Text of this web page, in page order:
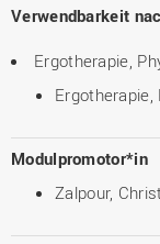
Verwendbarkeit
Ergotherapie,
Ergotherapie,
Modulpromotor*in
Zalpour,